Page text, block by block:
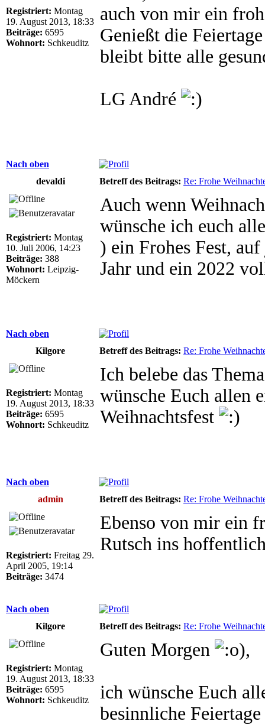
Registriert: Montag
19. August 2013, 18:33
Beiträge: 6595
Wohnort: Schkeuditz
auch von mir ein
Genießt die
bleibt bitte alle
LG André
Nach oben
devaldi
Betreff des Beitrags: Re: Frohe
Registriert: Montag
10. Juli 2006, 14:23
Beiträge: 388
Wohnort: Leipzig-
Möckern
Auch wenn
wünsche ich euch
) ein Frohes Fest,
Jahr und ein 2022
Nach oben
Kilgore
Betreff des Beitrags: Re: Frohe
Registriert: Montag
19. August 2013, 18:33
Beiträge: 6595
Wohnort: Schkeuditz
Ich belebe das
wünsche Euch allen
Weihnachtsfest
Nach oben
admin
Betreff des Beitrags: Re: Frohe
Registriert: Freitag 29.
April 2005, 19:14
Beiträge: 3474
Ebenso von mir ein
Rutsch ins
Nach oben
Kilgore
Betreff des Beitrags: Re: Frohe
Registriert: Montag
19. August 2013, 18:33
Beiträge: 6595
Wohnort: Schkeuditz
Guten Morgen ),
ich wünsche Euch
besinnliche